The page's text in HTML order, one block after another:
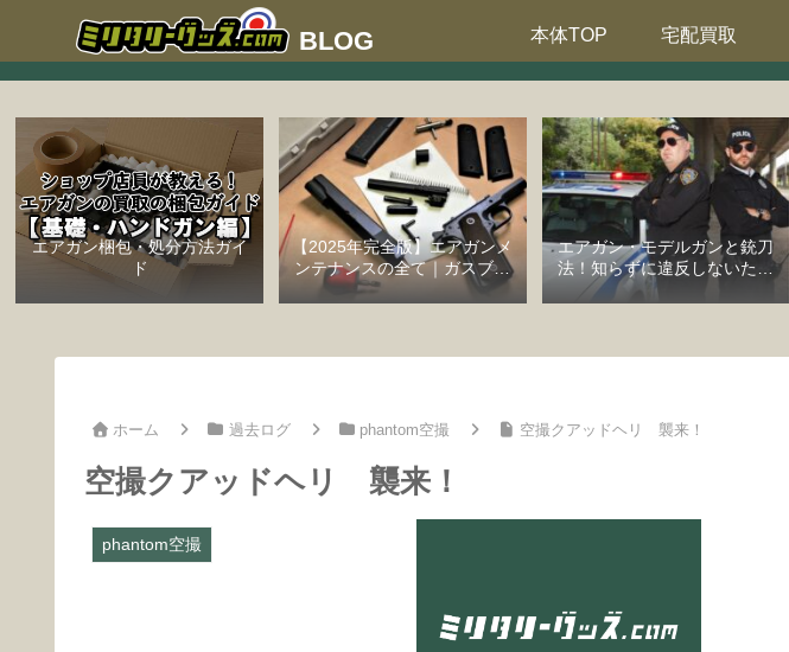
本体TOP 宅配買取
エアガン梱包・処分方法ガイ
ド
【2025年完全版】エアガンメ
ンテナンスの全て｜ガスブロ
ーバックハンドガン編
エアガン・モデルガンと銃刀
法！知らずに違反しないため
の完全ガイド
ホーム 過去ログ phantom空撮 空撮クアッドヘリ 襲来！
空撮クアッドヘリ 襲来！
phantom空撮